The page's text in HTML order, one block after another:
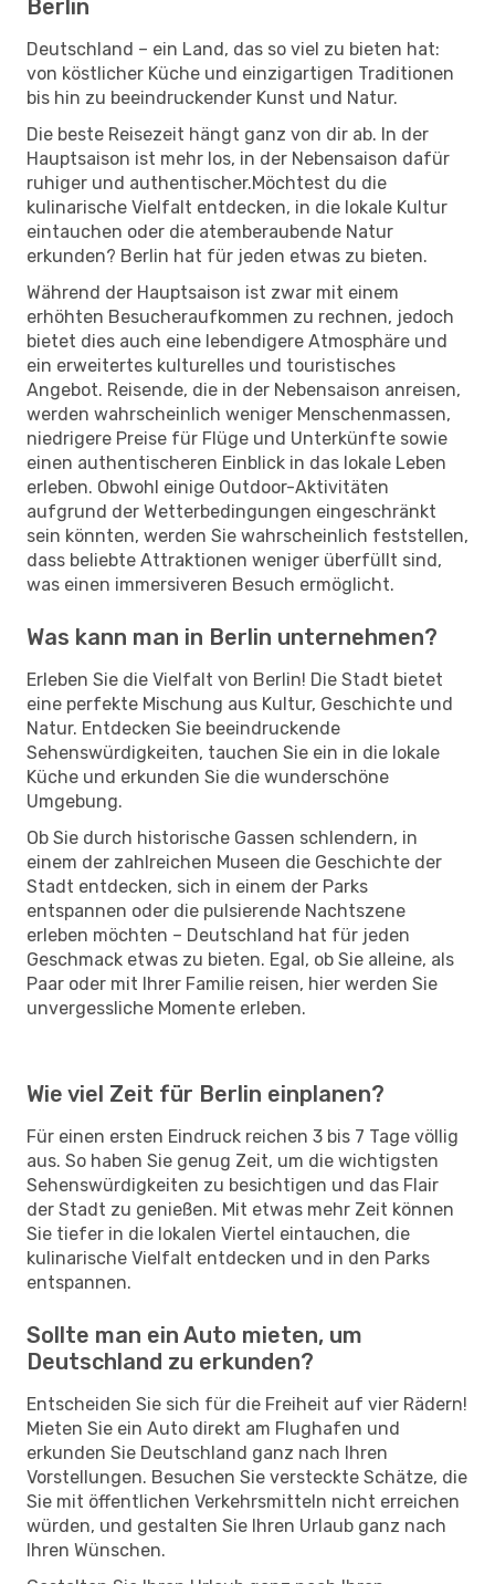
Berlin
Deutschland – ein Land, das so viel zu bieten hat:
von köstlicher Küche und einzigartigen Traditionen
bis hin zu beeindruckender Kunst und Natur.
Die beste Reisezeit hängt ganz von dir ab. In der
Hauptsaison ist mehr los, in der Nebensaison dafür
ruhiger und authentischer.Möchtest du die
kulinarische Vielfalt entdecken, in die lokale Kultur
eintauchen oder die atemberaubende Natur
erkunden? Berlin hat für jeden etwas zu bieten.
Während der Hauptsaison ist zwar mit einem
erhöhten Besucheraufkommen zu rechnen, jedoch
bietet dies auch eine lebendigere Atmosphäre und
ein erweitertes kulturelles und touristisches
Angebot. Reisende, die in der Nebensaison anreisen,
werden wahrscheinlich weniger Menschenmassen,
niedrigere Preise für Flüge und Unterkünfte sowie
einen authentischeren Einblick in das lokale Leben
erleben. Obwohl einige Outdoor-Aktivitäten
aufgrund der Wetterbedingungen eingeschränkt
sein könnten, werden Sie wahrscheinlich feststellen,
dass beliebte Attraktionen weniger überfüllt sind,
was einen immersiveren Besuch ermöglicht.
Was kann man in Berlin unternehmen?
Erleben Sie die Vielfalt von Berlin! Die Stadt bietet
eine perfekte Mischung aus Kultur, Geschichte und
Natur. Entdecken Sie beeindruckende
Sehenswürdigkeiten, tauchen Sie ein in die lokale
Küche und erkunden Sie die wunderschöne
Umgebung.
Ob Sie durch historische Gassen schlendern, in
einem der zahlreichen Museen die Geschichte der
Stadt entdecken, sich in einem der Parks
entspannen oder die pulsierende Nachtszene
erleben möchten – Deutschland hat für jeden
Geschmack etwas zu bieten. Egal, ob Sie alleine, als
Paar oder mit Ihrer Familie reisen, hier werden Sie
unvergessliche Momente erleben.
Wie viel Zeit für Berlin einplanen?
Für einen ersten Eindruck reichen 3 bis 7 Tage völlig
aus. So haben Sie genug Zeit, um die wichtigsten
Sehenswürdigkeiten zu besichtigen und das Flair
der Stadt zu genießen. Mit etwas mehr Zeit können
Sie tiefer in die lokalen Viertel eintauchen, die
kulinarische Vielfalt entdecken und in den Parks
entspannen.
Sollte man ein Auto mieten, um
Deutschland zu erkunden?
Entscheiden Sie sich für die Freiheit auf vier Rädern!
Mieten Sie ein Auto direkt am Flughafen und
erkunden Sie Deutschland ganz nach Ihren
Vorstellungen. Besuchen Sie versteckte Schätze, die
Sie mit öffentlichen Verkehrsmitteln nicht erreichen
würden, und gestalten Sie Ihren Urlaub ganz nach
Ihren Wünschen.